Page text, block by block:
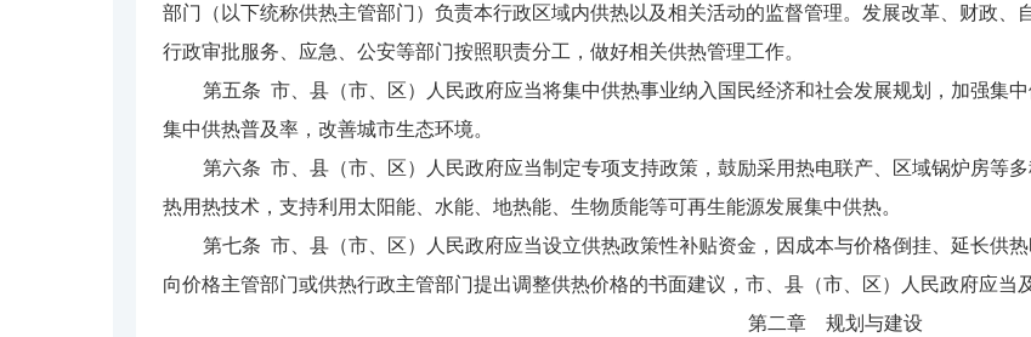
部门（以下统称供热主管部门）负责本行政区域内供热以及相关活动的监督管理。发展改革、财政、
行政审批服务、应急、公安等部门按照职责分工，做好相关供热管理工作。
第五条 市、县（市、区）人民政府应当将集中供热事业纳入国民经济和社会发展规划，加强集
集中供热普及率，改善城市生态环境。
第六条 市、县（市、区）人民政府应当制定专项支持政策，鼓励采用热电联产、区域锅炉房等
热用热技术，支持利用太阳能、水能、地热能、生物质能等可再生能源发展集中供热。
第七条 市、县（市、区）人民政府应当设立供热政策性补贴资金，因成本与价格倒挂、延长供
向价格主管部门或供热行政主管部门提出调整供热价格的书面建议，市、县（市、区）人民政府应当
第二章 规划与建设